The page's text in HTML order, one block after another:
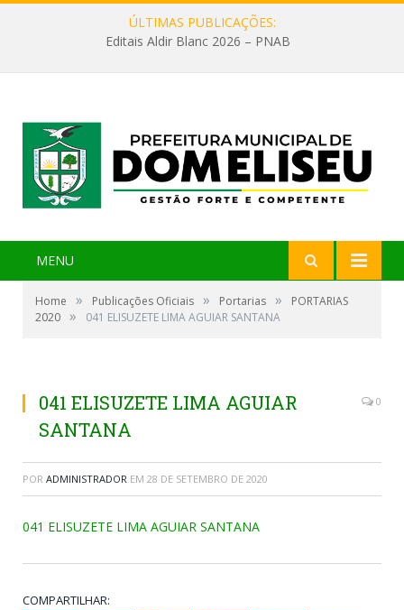
ÚLTIMAS PUBLICAÇÕES:
Editais Aldir Blanc 2026 – PNAB
MENU
Home » Publicações Oficiais » Portarias »
PORTARIAS
2020 » 041 ELISUZETE LIMA AGUIAR SANTANA
041 ELISUZETE LIMA AGUIAR
SANTANA
0
POR ADMINISTRADOR EM 28 DE SETEMBRO DE 2020
041 ELISUZETE LIMA AGUIAR SANTANA
COMPARTILHAR: